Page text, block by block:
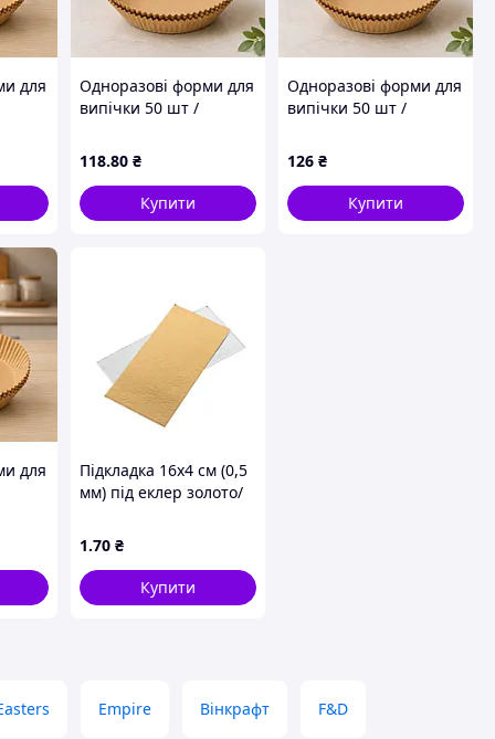
для
Одноразові форми для
випічки 50 шт /
форми 160*45 /
Паперові вкладиші
для аерофритюрниці
118.80 ₴
Купити
Одноразові форми для
випічки 50 шт /
форми 160*45 /
Паперові вкладиші
для аерофритюрниці
126 ₴
Купити
для
Підкладка 16х4 см (0,5
мм) під еклер золото/
1.70 ₴
Купити
Empire Вінкрафт F&D